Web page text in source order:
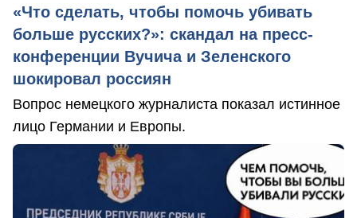
«Что сделать, чтобы помочь убивать
больше русских?»: скандал на пресс-
конференции Вучича и Зеленского
шокировал россиян
Вопрос немецкого журналиста показал истинное
лицо Германии и Европы.